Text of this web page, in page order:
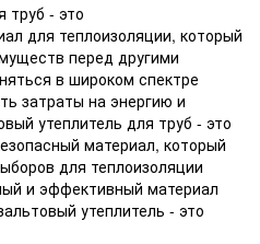
труб - это
для теплоизоляции, который
перед другими
в широком спектре
затраты на энергию и
утеплитель для труб - это
материал, который
для теплоизоляции
и эффективный материал
утеплитель - это